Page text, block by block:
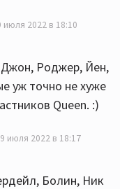
июля 2022 в 18:10
Джон, Роджер, Йен,
уж точно не хуже
Queen. :)
июля 2022 в 18:17
Болин, Ник